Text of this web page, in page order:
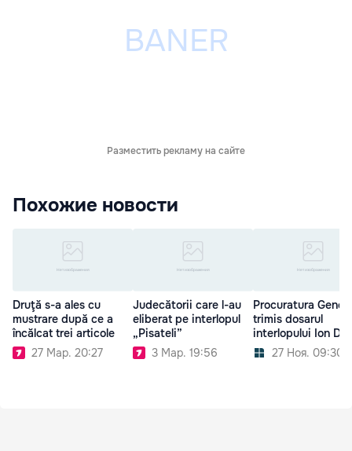
Разместить рекламу на сайте
Похожие новости
Druţă s-a ales cu
mustrare după ce a
încălcat trei articole
27 Мар. 20:27
Judecătorii care l-au
eliberat pe interlopul
„Pisateli”
3 Мар. 19:56
Procuratura
trimis dosarul
interlopului Ion
27 Ноя. 09:30